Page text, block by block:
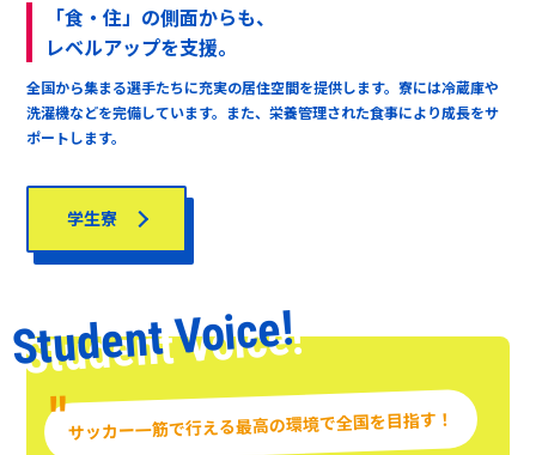
「食・住」の側面からも、
レベルアップを支援。
全国から集まる選手たちに充実の居住空間を提供します。寮には冷蔵庫や
洗濯機などを完備しています。また、栄養管理された食事により成長をサ
ポートします。
学生寮
Student Voice!
"サッカー一筋で行える最高の環境で全国を目指す！